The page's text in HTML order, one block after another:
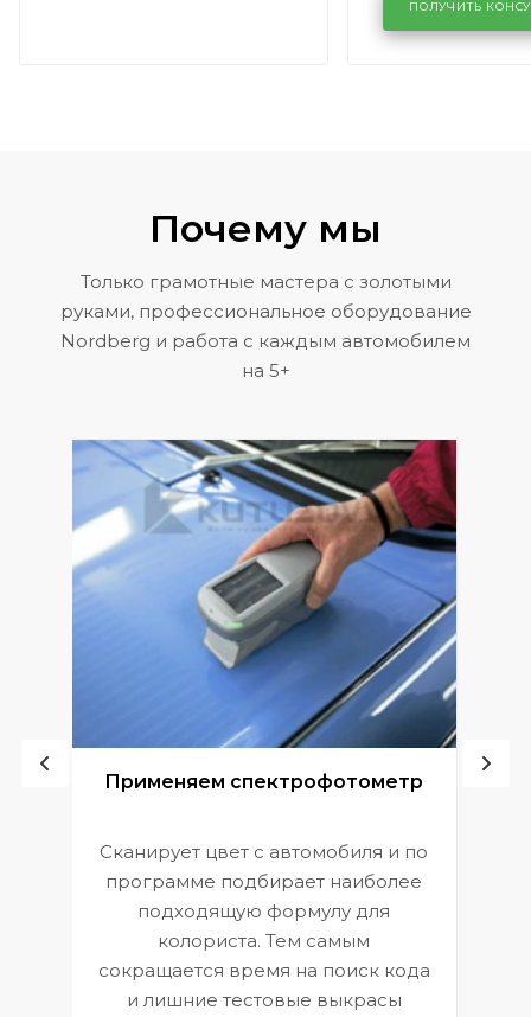
районе
Volkswagen
ПОЛУЧИТЬ
Почему мы
Только грамотные мастера с золотыми
руками, профессиональное оборудование
Nordberg и работа с каждым автомобилем
на 5+
Применяем спектрофотометр
Сканирует цвет с автомобиля и по
программе подбирает наиболее
подходящую формулу для
колориста. Тем самым
сокращается время на поиск кода
и лишние тестовые выкрасы